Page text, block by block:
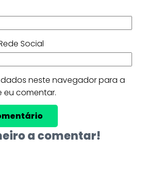
Social
dados neste navegador para a
eu comentar.
a comentar!